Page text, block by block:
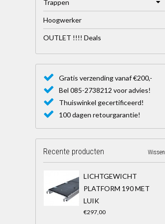
Trappen
Hoogwerker
OUTLET !!!! Deals
Gratis verzending vanaf €200,-
Bel 085-2738212 voor advies!
Thuiswinkel gecertificeerd!
100 dagen retourgarantie!
Recente producten Wissen
LICHTGEWICHT
PLATFORM 190 MET
LUIK
€297,00